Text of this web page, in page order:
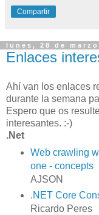
Compartir
lunes, 28 de marzo
Enlaces
Ahí van los enlaces
durante la semana
Espero que os
interesantes. :-)
.Net
Web crawling
one - concepts
AJSON
.NET Core
Ricardo Peres